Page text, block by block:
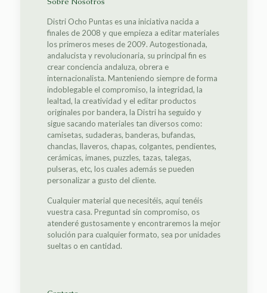
Distri Ocho Puntas es una iniciativa nacida a
finales de 2008 y que empieza a editar materiales
los primeros meses de 2009. Autogestionada,
andalucista y revolucionaria, su principal fin es
crear conciencia andaluza, obrera e
internacionalista. Manteniendo siempre de forma
indoblegable el compromiso, la integridad, la
lealtad, la creatividad y el editar productos
originales por bandera, la Distri ha seguido y
sigue sacando materiales tan diversos como:
camisetas, sudaderas, banderas, bufandas,
chanclas, llaveros, chapas, colgantes, pendientes,
cerámicas, imanes, puzzles, tazas, talegas,
pulseras, etc, los cuales además se pueden
personalizar a gusto del cliente.
Cualquier material que necesitéis, aquí tenéis
vuestra casa. Preguntad sin compromiso, os
atenderé gustosamente y encontraremos la mejor
solución para cualquier formato, sea por unidades
sueltas o en cantidad.